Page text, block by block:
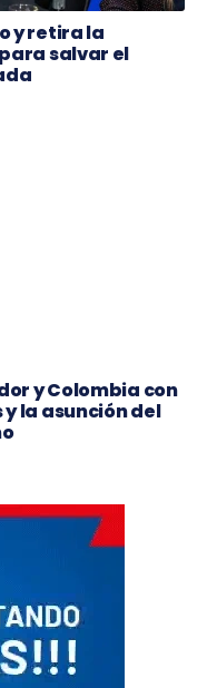
y retira la
salvar el
y Colombia con
la asunción del